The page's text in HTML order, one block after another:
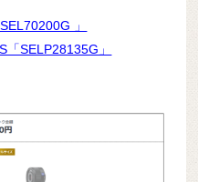
」
SELP28135G」